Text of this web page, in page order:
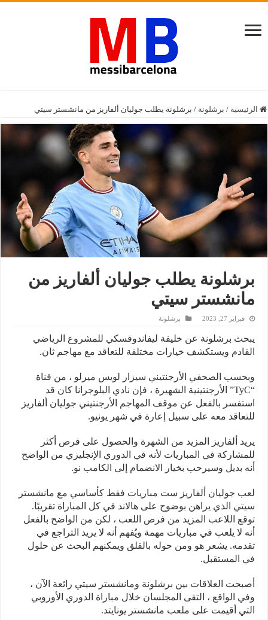
الرئيسية / برشلونة / برشلونة يطلب جوليان ألفاريز من مانشستر سيتي
برشلونة يطلب جوليان ألفاريز من
مانشستر سيتي
فبراير 27, 2023 برشلونة
يبحث برشلونة عن خليفة ليفاندوفسكي للمشروع الرياضي
القادم ويستكشف خيارات مختلفة للتعاقد مع مهاجم ثان.
وبحسب الصحفي الأرجنتيني سيزار لويس ميرلو ، من قناة
“TyC” الأرجنتينية الشهيرة ، فإن نادي البلوجرانا كان قد
استفسر بالفعل عن موقف المهاجم الأرجنتيني جوليان ألفاريز
للتعاقد معه على سبيل إعارة في شهر يونيو.
يريد ألفاريز المزيد من الشهرة والحصول على فرص أكثر
للمشاركة في المباريات لأنه في الدوري الإنجليزي من الواضح
أنه بديل وسيرحب بخيار الانضمام إلى الكامب نو.
لعب جوليان ألفاريز ست مباريات فقط كأساسي مع مانشستر
سيتي الذي يراهن بوضوح على هالاند في كل المباراة تقريبًا.
توقع اللاعب المزيد من فرص اللعب ، لكن من الواضح بالفعل
أنه لا يلعب في مباريات مهمة ويُفهم أنه لا يريد التراجع في
تقدمه. يشعر هو ومن حوله بالقلق ويمكنهم البحث عن حلول
في المستقبل.
أصبحت العلاقات بين برشلونة ومانشستر سيتي رائعة الآن ،
وفي الواقع ، التقى المجلسان خلال مباراة الدوري الأوروبي
التي أقيمت على ملعب مانشستر يونايتد.